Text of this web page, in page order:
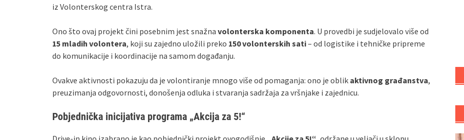
iz Volonterskog centra Istra.
Ono što ovaj projekt čini posebnim jest snažna volonterska komponenta. U provedbi je sudjelovalo više od
15 mladih volontera, koji su zajedno uložili preko 150 volonterskih sati– od logistike i tehničke pripreme
do komunikacije i koordinacije na samom događanju.
Ovakve aktivnosti pokazuju da je volontiranje mnogo više od pomaganja: ono je oblik aktivnog građanstva,
preuzimanja odgovornosti, donošenja odluka i stvaranja sadržaja za vršnjake i zajednicu.
Pobjednička inicijativa programa „Akcija za 5!“